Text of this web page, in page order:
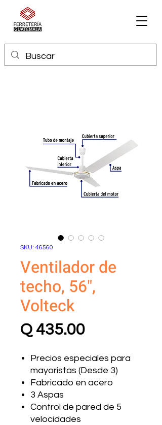
SKU: 46560
Ventilador de
techo, 56",
Volteck
Q 435.00Precio
Precios especiales para
mayoristas (Desde 3)
Fabricado en acero
3 Aspas
Control de pared de 5
velocidades